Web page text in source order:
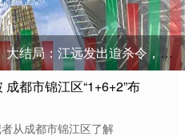
洪亮制服得以保住，好危险！_江旭东_真相_抉择
都市锦江区“1+6+2”布
从成都市锦江区了解